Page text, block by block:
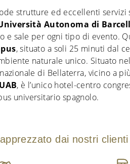
strutture ed eccellenti servizi
Autonoma di
e sale per ogni tipo di evento.
, situato a soli 25 minuti dal
naturale unico. Situato
di Bellaterra, vicino a
, è l’unico hotel-centro
universitario spagnolo.
dai nostri clienti